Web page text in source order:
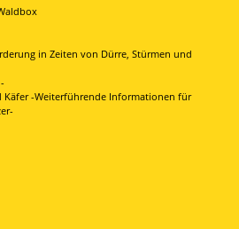
in Zeiten von Dürre, Stürmen und
Käfer -Weiterführende Informationen für